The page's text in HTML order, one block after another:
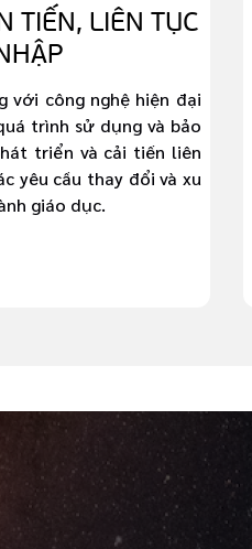
TIẾN, LIÊN TỤC
với công nghệ hiện đại
trình sử dụng và bảo
triển và cải tiến liên
yêu cầu thay đổi và xu
giáo dục.